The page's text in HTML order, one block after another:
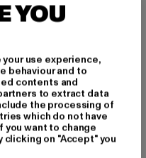
Baumwolle
YOU
use experience,
behaviour and to
contents and
to extract data
the processing of
which do not have
you want to change
on "Accept" you